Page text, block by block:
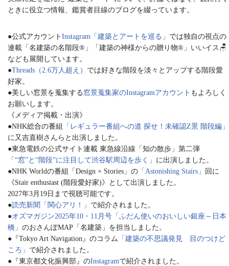
ときに役立つ情報、鑑賞者目線のブログを綴っています。
●公式アカウント Instagram「建築とアートを巡る」 では独自の視点の
連載「名建築の名階段®︎」「建築の神様からの贈り物®︎」いいイス🪑
なども展開しています。
●Threads（2.6万人超え） では好きな階段を淡々とアップする階段愛
好家。
●美しい窓景を蒐集する 窓景蒐集家のInstagramアカウント もよろしく
お願いします。
《メディア掲載・出演》
●NHK総合の番組
「レギュラー番組への道 探せ！未確認Z景 階段編」
に又吉直樹さんらと出演しました。
●東急電鉄の公式サイト連載 東急線沿線「知の散歩」第二弾
「“窓”と“階段”に注目して渋谷駅周辺を歩く」 に出演しました。
●NHK Worldの番組「Design × Stories」の 「Astonishing Stairs」
回に
《Stair enthusiast (階段愛好家)》として出演しました。
2027年3月19日まで視聴可能です。
●読売新聞「関心アリ！」 で紹介されました。
●オズマガジン2025年10・11月号「ふだん使いのおいしい銀座～日本
橋」 のおさんぽMAP「名建築」を担当しました。
●『Tokyo Art Navigation』のコラム
「建築の不思議発見 目のつけど
ころ」 で紹介されました。
●『東京都文化振興部』のInstagramで紹介されました。